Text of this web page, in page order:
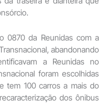
0870 da Reunidas com a
abandonando
a Reunidas no
foram escolhidas
tem 100 carros a mais do
dos ônibus